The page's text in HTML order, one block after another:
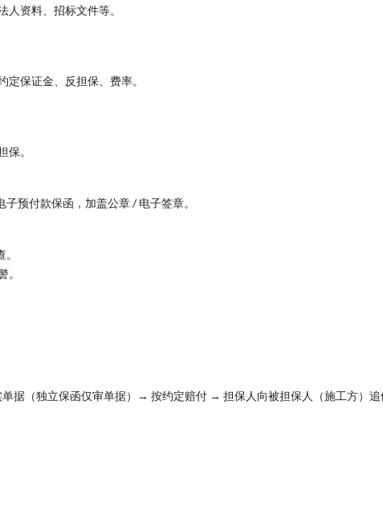
资料、招标文件等。
保证金、反担保、费率。
保。
预付款保函，加盖公章 / 电子签章。
。
据（独立保函仅审单据）→ 按约定赔付 → 担保人向被担保人（施工方）追